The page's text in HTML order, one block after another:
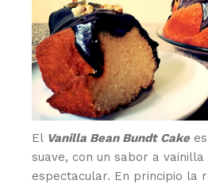
El Vanilla Bean Bundt Cakees
suave, con un sabor a
espectacular. En principio la